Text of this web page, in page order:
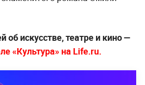
об искусстве, театре и кино —
«Культура» на Life.ru.